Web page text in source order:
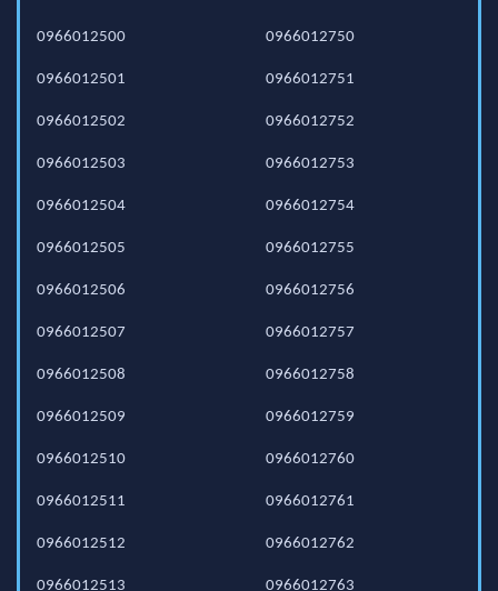
0966012500
0966012501
0966012502
0966012503
0966012504
0966012505
0966012506
0966012507
0966012508
0966012509
0966012510
0966012511
0966012512
0966012513
0966012750
0966012751
0966012752
0966012753
0966012754
0966012755
0966012756
0966012757
0966012758
0966012759
0966012760
0966012761
0966012762
0966012763